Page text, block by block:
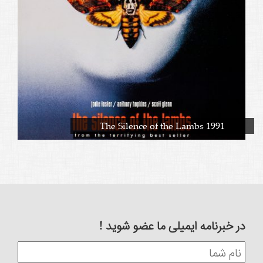
The Silence of the Lambs 1991
در خبرنامه ایمیلی ما عضو شوید !